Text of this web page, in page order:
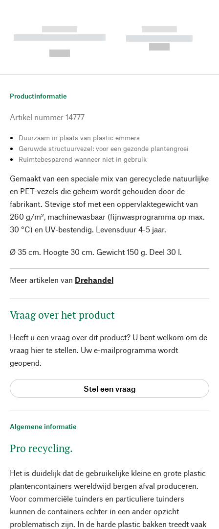
------------
----------- ----------- --------
------------
----------- -----------
Algemene informatie
Pro recycling.
Het is duidelijk dat de gebruikelijke kleine en grote plastic
plantencontainers wereldwijd bergen afval produceren.
Voor commerciële tuinders en particuliere tuinders
kunnen de containers echter in een ander opzicht
problematisch zijn. In de harde plastic bakken treedt vaak
Productinformatie
Artikel nummer 14777
Duurzaam in plaats van plastic emmers
Geruwde structuurvezel: voor een gezonde plantengroei
Ruimtebesparend wanneer niet in gebruik
Gemaakt van een speciale mix van gerecyclede natuurlijke
en PET-vezels die geheim wordt gehouden door de
fabrikant. Stevige stof met een oppervlaktegewicht van
260 g/m², machinewasbaar (fijnwasprogramma op max.
30 °C) en UV-bestendig. Levensduur 4-5 jaar.
Ø 35 cm. Hoogte 30 cm. Gewicht 150 g. Deel 30 l.
Meer artikelen van Drehandel
Vraag over het product
Heeft u een vraag over dit product? U bent welkom om de
vraag hier te stellen. Uw e-mailprogramma wordt
geopend.
Stel een vraag